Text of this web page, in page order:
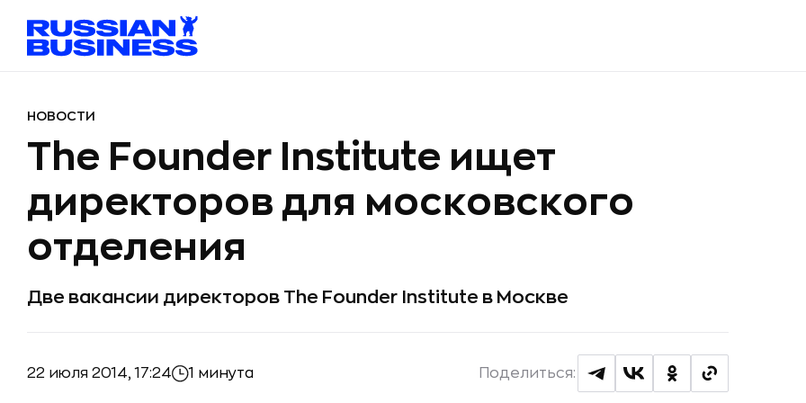
НОВОСТИ
The Founder Institute ищет
директоров для московского
отделения
Две вакансии директоров The Founder Institute в Москве
22 июля 2014, 17:24 1 минута Поделиться: